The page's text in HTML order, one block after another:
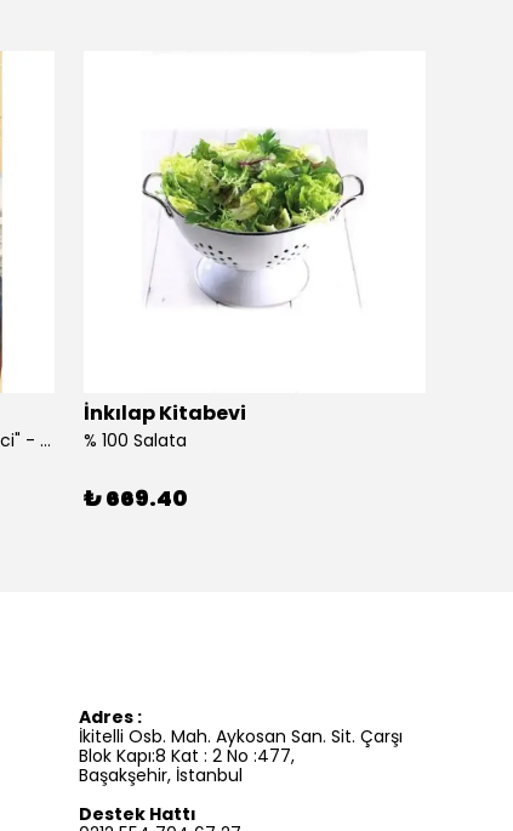
"Kim Kimdi? Serisi Leonardo Da Vinci" - Roberta Edwards
İnkılap Kitabevi
% 100 Salata
₺ 669.40
Adres :
İkitelli Osb. Mah. Aykosan San. Sit. Çarşı
Blok Kapı:8 Kat : 2 No :477,
Başakşehir, İstanbul
Destek Hattı